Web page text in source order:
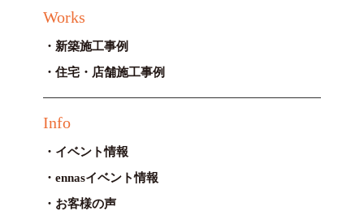
Works
新築施工事例
住宅・店舗施工事例
Info
イベント情報
ennasイベント情報
お客様の声